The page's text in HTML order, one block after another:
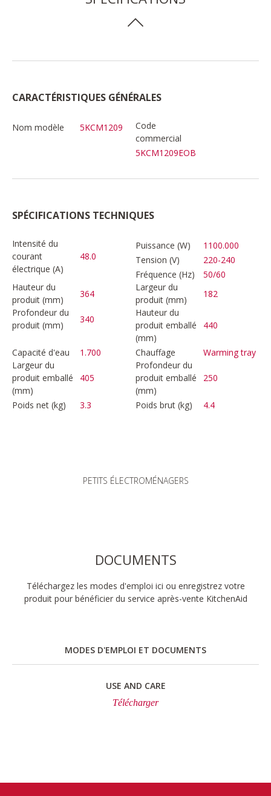
CARACTÉRISTIQUES GÉNÉRALES
Nom modèle 5KCM1209
Code
commercial
5KCM1209EOB
SPÉCIFICATIONS TECHNIQUES
Intensité du
courant
électrique (A)
48.0
Puissance (W)
1100.000
Tension (V)
220-240
Fréquence (Hz)
50/60
Hauteur du
produit (mm)
364
Largeur du
produit (mm)
182
Profondeur du
produit (mm)
340
Hauteur du
produit emballé
(mm)
440
Capacité d'eau 1.700 Chauffage
Warming tray
Largeur du
produit emballé
(mm)
405
Profondeur du
produit emballé
(mm)
250
Poids net (kg) 3.3 Poids brut (kg) 4.4
PETITS ÉLECTROMÉNAGERS
DOCUMENTS
Téléchargez les modes d'emploi ici ou enregistrez votre
produit pour bénéficier du service après-vente KitchenAid
MODES D'EMPLOI ET DOCUMENTS
USE AND CARE
Télécharger